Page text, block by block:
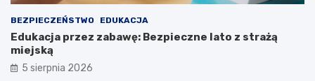
BEZPIECZEŃSTWO EDUKACJA
Edukacja przez zabawę: Bezpieczne lato z strażą
miejską
5 sierpnia 2026